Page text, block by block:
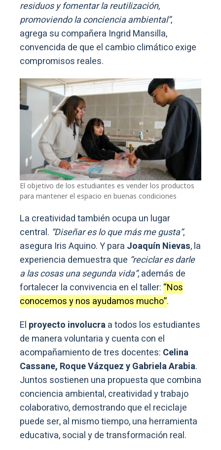
residuos y fomentar la reutilización,
promoviendo la conciencia ambiental”,
agrega su compañera Ingrid Mansilla,
convencida de que el cambio climático exige
compromisos reales.
El objetivo de los estudiantes es vender los productos
para mantener el espacio en buenas condiciones
La creatividad también ocupa un lugar
central. “Diseñar es lo que más me gusta”,
asegura Iris Aquino. Y para Joaquín Nievas, la
experiencia demuestra que “reciclar es darle
a las cosas una segunda vida”, además de
fortalecer la convivencia en el taller: “Nos
conocemos y nos ayudamos mucho”.
El proyecto involucraa todos los estudiantes
de manera voluntaria y cuenta con el
acompañamiento de tres docentes: Celina
Cassane, Roque Vázquez y Gabriela Arabia.
Juntos sostienen una propuesta que combina
conciencia ambiental, creatividad y trabajo
colaborativo, demostrando que el reciclaje
puede ser, al mismo tiempo, una herramienta
educativa, social y de transformación real.